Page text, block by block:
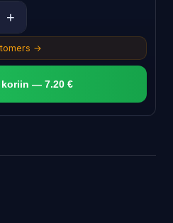
+
→
koriin — 7.20 €